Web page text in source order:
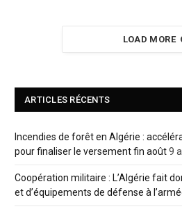
LOAD MORE
ARTICLES RÉCENTS
Incendies de forêt en Algérie :
pour finaliser le versement fin août9
Coopération militaire : L’Algérie fait
et d’équipements de défense à